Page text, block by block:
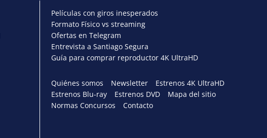
Películas con giros inesperados
Formato Físico vs streaming
Ofertas en Telegram
Entrevista a Santiago Segura
Guía para comprar reproductor 4K UltraHD
Quiénes somos Newsletter
Estrenos 4K UltraHD
Estrenos Blu-ray
Estrenos DVD
Mapa del sitio
Normas Concursos
Contacto